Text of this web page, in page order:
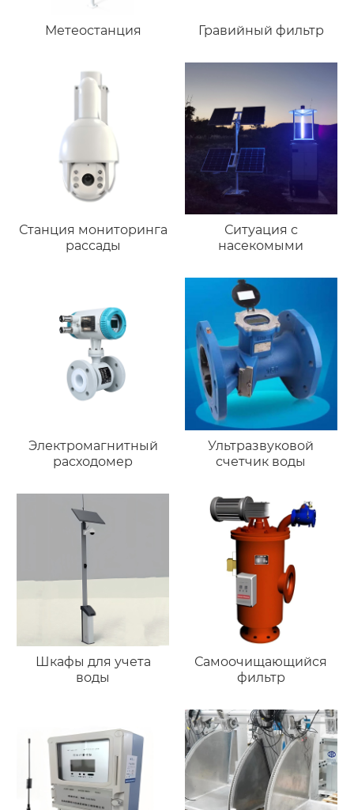
Метеостанция Гравийный фильтр
Станция мониторинга
рассады
Ситуация с
насекомыми
Электромагнитный
расходомер
Ультразвуковой
счетчик воды
Шкафы для учета
воды
Самоочищающийся
фильтр